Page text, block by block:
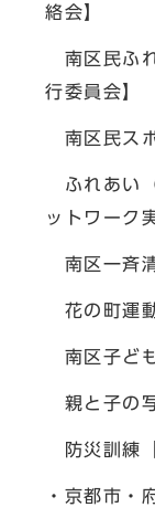
絡会】
南区民ふ
行委員会】
南区民ス
ふれあい
ットワーク
南区一斉
花の町運
南区子ど
親と子の
防災訓練
・京都市・